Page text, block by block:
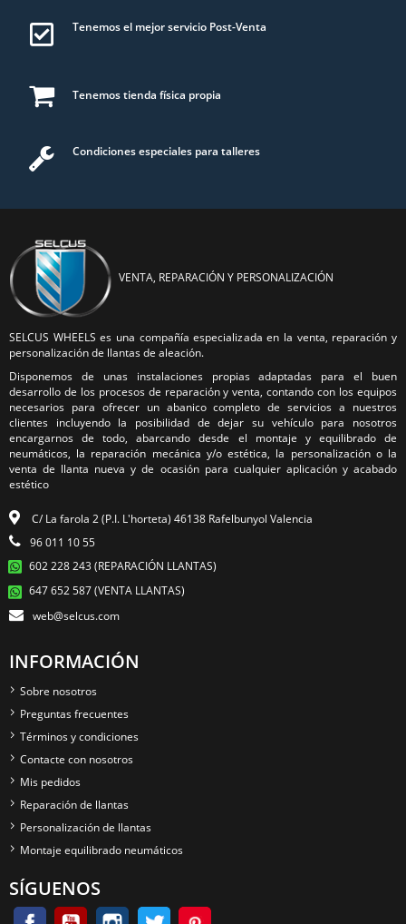
Tenemos el mejor servicio Post-Venta
Tenemos tienda física propia
Condiciones especiales para talleres
VENTA, REPARACIÓN Y PERSONALIZACIÓN
SELCUS WHEELS es una compañía especializada en la venta, reparación y
personalización de llantas de aleación.
Disponemos de unas instalaciones propias adaptadas para el buen
desarrollo de los procesos de reparación y venta, contando con los equipos
necesarios para ofrecer un abanico completo de servicios a nuestros
clientes incluyendo la posibilidad de dejar su vehículo para nosotros
encargarnos de todo, abarcando desde el montaje y equilibrado de
neumáticos, la reparación mecánica y/o estética, la personalización o la
venta de llanta nueva y de ocasión para cualquier aplicación y acabado
estético
C/ La farola 2 (P.I. L'horteta) 46138 Rafelbunyol Valencia
96 011 10 55
602 228 243 (REPARACIÓN LLANTAS)
647 652 587 (VENTA LLANTAS)
web@selcus.com
INFORMACIÓN
Sobre nosotros
Preguntas frecuentes
Términos y condiciones
Contacte con nosotros
Mis pedidos
Reparación de llantas
Personalización de llantas
Montaje equilibrado neumáticos
SÍGUENOS